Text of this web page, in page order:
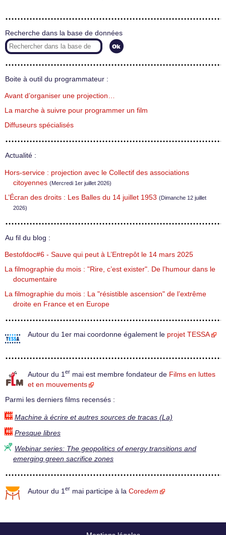
Recherche dans la base de données
Boite à outil du programmateur :
Avant d’organiser une projection…
La marche à suivre pour programmer un film
Diffuseurs spécialisés
Actualité :
Hors-service : projection avec le Collectif des associations
citoyennes (Mercredi 1er juillet 2026)
L’Écran des droits : Les Balles du 14 juillet 1953 (Dimanche 12 juillet
2026)
Au fil du blog :
Bestofdoc#6 - Sauve qui peut à L’Entrepôt le 14 mars 2025
La filmographie du mois : "Rire, c’est exister". De l’humour dans le
documentaire
La filmographie du mois : La "résistible ascension" de l’extrême
droite en France et en Europe
Autour du 1er mai coordonne également le projet TESSA
Autour du 1 er mai est membre fondateur de Films en luttes
et en mouvements
Parmi les derniers films recensés :
Machine à écrire et autres sources de tracas (La)
Presque libres
Webinar series: The geopolitics of energy transitions and
emerging green sacrifice zones
Autour du 1er mai participe à la Coredem